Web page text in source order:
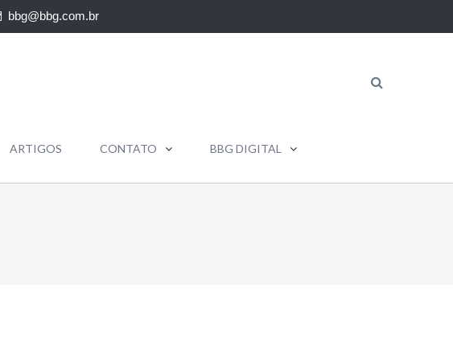
bbg@bbg.com.br
ARTIGOS CONTATO BBG DIGITAL